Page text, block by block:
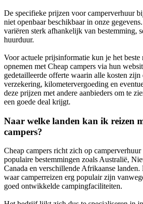
De specifieke prijzen voor camperverhuur
niet openbaar beschikbaar in onze
variëren sterk afhankelijk van bestemming,
huurduur.
Voor actuele prijsinformatie kun je het beste
opnemen met Cheap campers via hun
gedetailleerde offerte waarin alle kosten
verzekering, kilometervergoeding en
deze prijzen met andere aanbieders om te
een goede deal krijgt.
Naar welke landen kan ik reizen
campers?
Cheap campers richt zich op
populaire bestemmingen zoals Australië,
Canada en verschillende Afrikaanse
waar camperreizen erg populair zijn
goed ontwikkelde campingfaciliteiten.